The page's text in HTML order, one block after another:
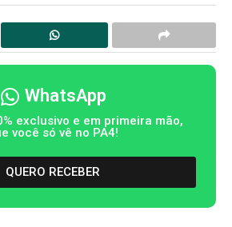
WhatsApp
exclusivo e em primeira mão,
você só vê no PA4!
QUERO RECEBER